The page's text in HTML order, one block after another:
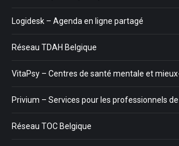
Logidesk – Agenda en ligne partagé
Réseau TDAH Belgique
VitaPsy – Centres de santé mentale et
Privium – Services pour les professionnels
Réseau TOC Belgique